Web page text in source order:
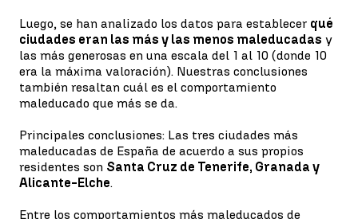
Luego, se han analizado los datos para establecer qué
ciudades eran las más y las menos maleducadas y
las más generosas en una escala del 1 al 10 (donde 10
era la máxima valoración). Nuestras conclusiones
también resaltan cuál es el comportamiento
maleducado que más se da.
Principales conclusiones: Las tres ciudades más
maleducadas de España de acuerdo a sus propios
residentes son Santa Cruz de Tenerife, Granada y
Alicante-Elche.
Entre los comportamientos más maleducados de